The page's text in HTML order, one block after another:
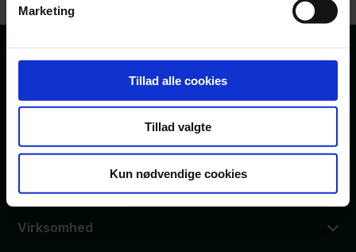
Marketing
Tillad alle cookies
Tillad valgte
Kun nødvendige cookies
Pris:0
Services
Personer
Virksomhed